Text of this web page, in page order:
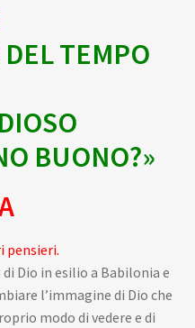
TEMPO
BUONO?»
pensieri.
Dio in esilio a Babilonia e
l’immagine di Dio che
modo di vedere e di